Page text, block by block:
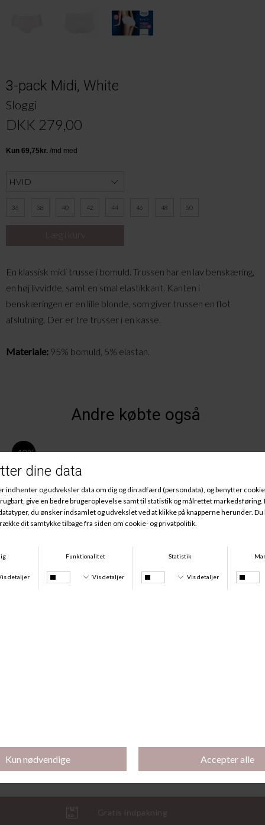
3-pack Midi, White
Sloggi
DKK 279,00
36 38 40 42 44 46 48 50
En klassisk midi trusse i bomuld. Trussen har en lav benskæring,
en høj livvidde, samt en smal elastikkant. Kanten i
benskæringen er en lille blonde, som giver trussen en flot
afslutning. Der er tre trusser i en kasse.
Materiale: 95% bomuld, 5% elastan.
Andre købte også
-40%
Double Comfort Top, White
DKK 169,00
Control Maxi, White
DKK 119,00
DKK 71,40
Gratis indpakning